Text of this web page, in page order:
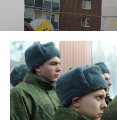
«Районы-
путешествуют